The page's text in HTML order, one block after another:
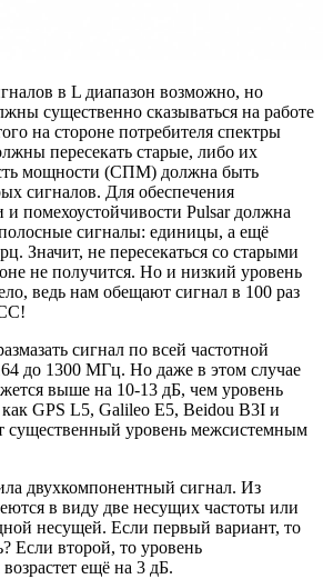
в L диапазон возможно, но
существенно сказываться на работе
на стороне потребителя спектры
пересекать старые, либо их
мощности (СПМ) должна быть
сигналов. Для обеспечения
и помехоустойчивости Pulsar должна
сигналы: единицы, а ещё
Значит, не пересекаться со старыми
не получится. Но и низкий уровень
ведь нам обещают сигнал в 100 раз
сигнал по всей частотной
до 1300 МГц. Но даже в этом случае
выше на 10-13 дБ, чем уровень
GPS L5, Galileo E5, Beidou B3I и
существенный уровень межсистемным
двухкомпонентный сигнал. Из
в виду две несущих частоты или
несущей. Если первый вариант, то
Если второй, то уровень
ещё на 3 дБ.